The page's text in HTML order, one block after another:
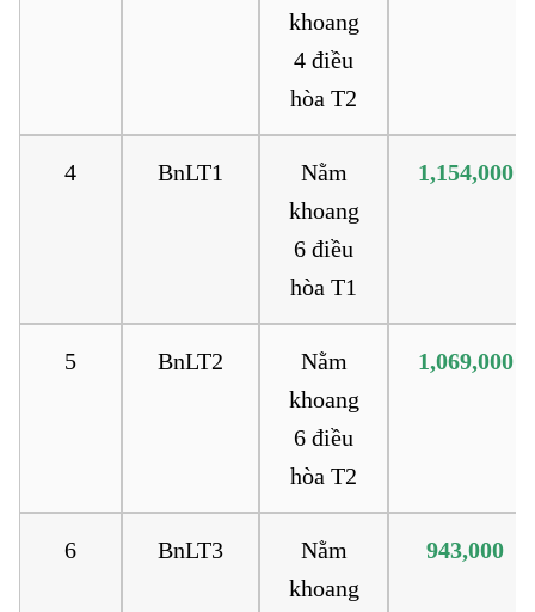
khoang
4 điều
hòa T2
4 BnLT1
Nằm
khoang
6 điều
hòa T1
1,154,000
5 BnLT2
Nằm
khoang
6 điều
hòa T2
1,069,000
6 BnLT3
Nằm
khoang
943,000